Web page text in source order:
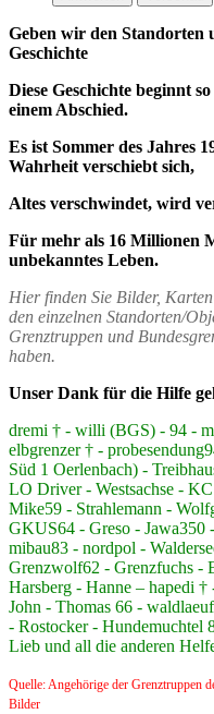
Geben wir den Standorten
Geschichte
Diese Geschichte beginnt
einem Abschied.
Es ist Sommer des Jahres
Wahrheit verschiebt sich,
Altes verschwindet, wird
Für mehr als 16 Millionen
unbekanntes Leben.
Hier finden Sie Bilder,
den einzelnen Standorten/
Grenztruppen und
haben.
Unser Dank für die Hilfe
dremi † - willi (BGS) - 94 -
elbgrenzer † -
Süd 1 Oerlenbach) -
LO Driver - Westsachse -
Mike59 - Strahlemann -
GKUS64 - Greso - Jawa350
mibau83 - nordpol -
Grenzwolf62 - Grenzfuchs -
Harsberg - Hanne – hapedi
John - Thomas 66 -
- Rostocker - Hundemuchtel
Lieb und all die anderen
Quelle: Angehörige der
Bilder